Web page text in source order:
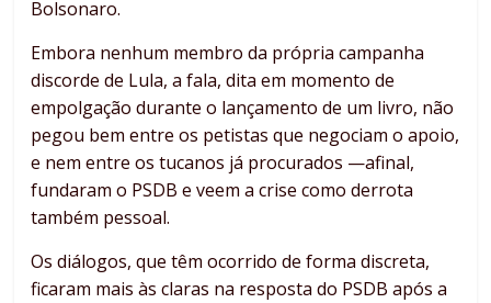
Bolsonaro.
Embora nenhum membro da própria campanha
discorde de Lula, a fala, dita em momento de
empolgação durante o lançamento de um livro, não
pegou bem entre os petistas que negociam o apoio,
e nem entre os tucanos já procurados —afinal,
fundaram o PSDB e veem a crise como derrota
também pessoal.
Os diálogos, que têm ocorrido de forma discreta,
ficaram mais às claras na resposta do PSDB após a